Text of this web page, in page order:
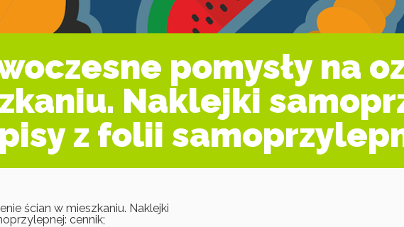
pomysły na
Naklejki
z folii
ścian w mieszkaniu. Naklejki
cennik;